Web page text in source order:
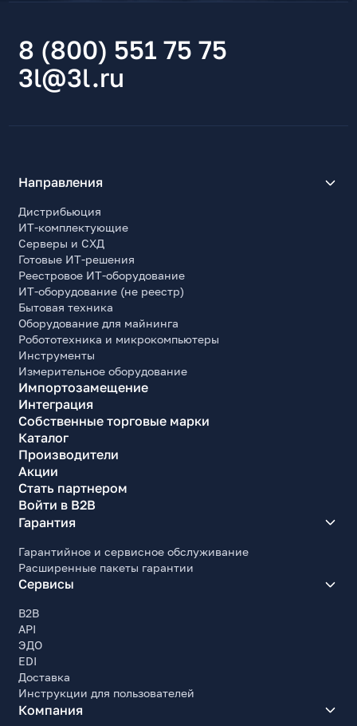
8 (800) 551 75 75
3l@3l.ru
Направления
Дистрибьюция
ИТ-комплектующие
Серверы и СХД
Готовые ИТ-решения
Реестровое ИТ-оборудование
ИТ-оборудование (не реестр)
Бытовая техника
Оборудование для майнинга
Робототехника и микрокомпьютеры
Инструменты
Измерительное оборудование
Импортозамещение
Интеграция
Собственные торговые марки
Каталог
Производители
Акции
Стать партнером
Войти в B2B
Гарантия
Гарантийное и сервисное обслуживание
Расширенные пакеты гарантии
Сервисы
B2B
API
ЭДО
EDI
Доставка
Инструкции для пользователей
Компания